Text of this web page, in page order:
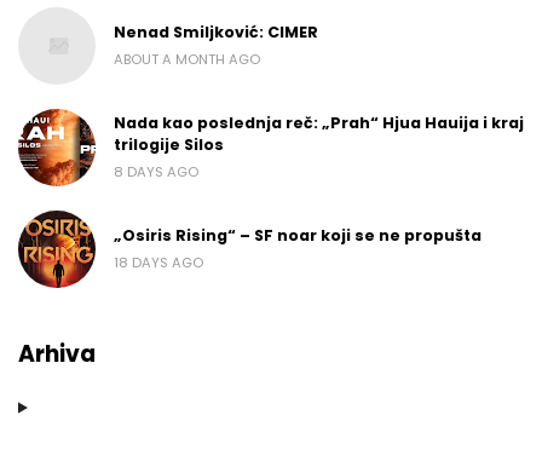
Nenad Smiljković: CIMER
ABOUT A MONTH AGO
Nada kao poslednja reč: „Prah“ Hjua Hauija i kraj
trilogije Silos
8 DAYS AGO
„Osiris Rising“ – SF noar koji se ne propušta
18 DAYS AGO
Arhiva